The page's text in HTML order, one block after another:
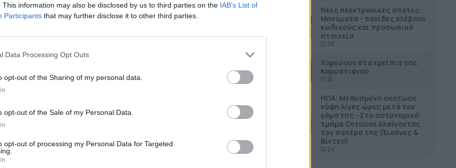
This information may also be disclosed by us to third parties on the IAB’s List of
Participants that may further disclose it to other third parties.
Data Processing Opt Outs
opt-out of the Sharing of my personal data.
opt-out of the Sale of my Personal Data.
opt-out of processing my Personal Data for Targeted
του
αναδείξει την Πελοπόννησο η
υλοποίησε μία ξεχωριστή
Νέες ηλεκτρονικές άπατες:
Μηνύματα - παγίδες κλέβουν
κωδικούς και προσωπικά
στοιχεία
12:36
Χορεύουν στα ερείπια της
Καρυστιανού
15:16
ΗΠΑ: Μεθυσμένη σκότωσε
νύφη λίγες ώρες μετά τον
γάμο της - Στο αστυνομικό
τμήμα ζητούσε κλαίγοντας
τον πατέρα της (Εικόνες &
Βίντεο)
12:24